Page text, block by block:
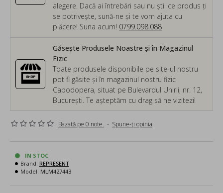
alegere. Dacă ai întrebări sau nu știi ce produs ți
se potrivește, sună-ne și te vom ajuta cu
plăcere! Suna acum! 0799.098.088
Găsește Produsele Noastre și în Magazinul
Fizic
Toate produsele disponibile pe site-ul nostru
pot fi găsite și în magazinul nostru fizic
Capodopera, situat pe Bulevardul Unirii, nr. 12,
București. Te așteptăm cu drag să ne vizitezi!
Bazată pe 0 note. - Spune-ţi opinia
IN STOC
Brand: REPRESENT
Model: MLM427443